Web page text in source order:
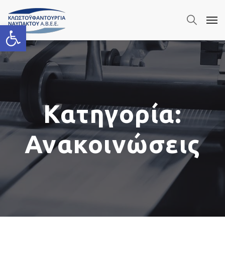
Ανοίξτε τη γραμμή εργαλείων
Κατηγορία:
Ανακοινώσεις